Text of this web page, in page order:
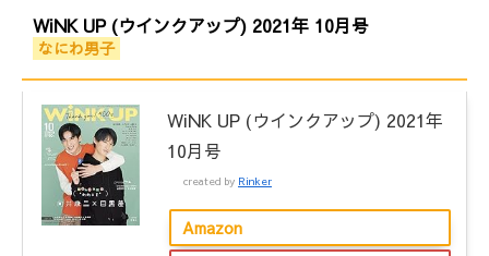
WiNK UP (ウインクアップ) 2021年 10月号
なにわ男子
WiNK UP (ウインクアップ) 2021年
10月号
created by Rinker
Amazon